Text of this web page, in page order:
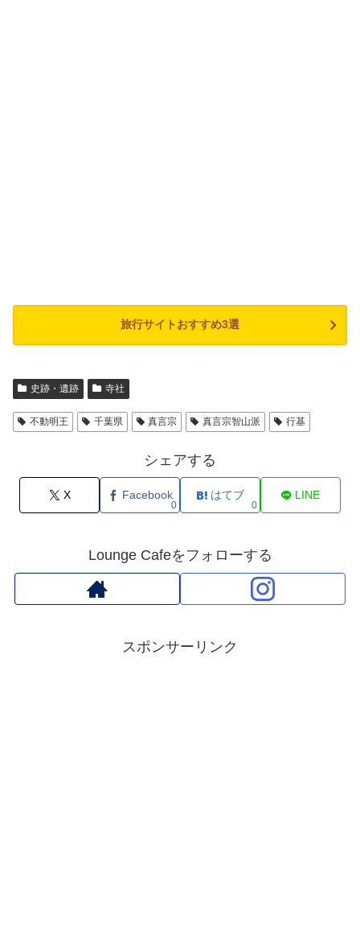
旅行サイトおすすめ3選
史跡・遺跡 寺社
不動明王 千葉県 真言宗 真言宗智山派 行基
シェアする
X Facebook
0
はてブ
0
LINE
Lounge Cafeをフォローする
スポンサーリンク